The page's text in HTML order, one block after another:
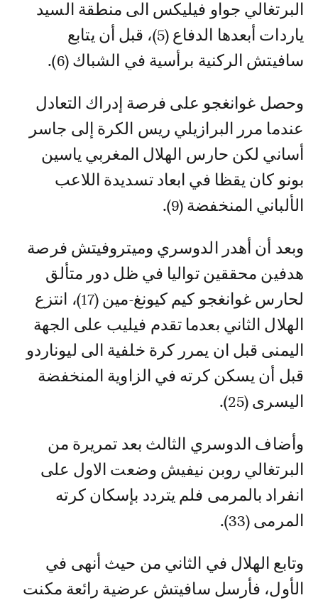
البرتغالي جواو فيليكس الى منطقة السيد
ياردات أبعدها الدفاع (5)، قبل أن يتابع
سافيتش الركنية برأسية في الشباك (6).
وحصل غوانغجو على فرصة إدراك التعادل
عندما مرر البرازيلي ريس الكرة إلى جاسر
أساني لكن حارس الهلال المغربي ياسين
بونو كان يقظا في ابعاد تسديدة اللاعب
الألباني المنخفضة (9).
وبعد أن أهدر الدوسري وميتروفيتش فرصة
هدفين محققين تواليا في ظل دور متألق
لحارس غوانغجو كيم كيونغ-مين (17)، انتزع
الهلال الثاني بعدما تقدم فيليب على الجهة
اليمنى قبل ان يمرر كرة خلفية الى ليوناردو
قبل أن يسكن كرته في الزاوية المنخفضة
اليسرى (25).
وأضاف الدوسري الثالث بعد تمريرة من
البرتغالي روبن نيفيش وضعت الاول على
انفراد بالمرمى فلم يتردد بإسكان كرته
المرمى (33).
وتابع الهلال في الثاني من حيث أنهى في
الأول، فأرسل سافيتش عرضية رائعة مكنت